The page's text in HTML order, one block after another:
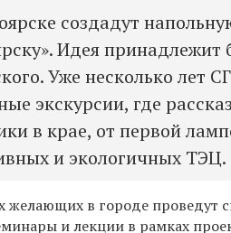
создадут
Идея принадлежит
Уже несколько лет
экскурсии, где
в крае, от первой
и экологичных ТЭЦ.
желающих в городе проведут
и лекции в рамках